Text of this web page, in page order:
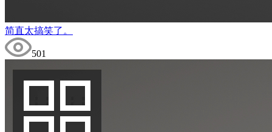
简直太搞笑了。
501